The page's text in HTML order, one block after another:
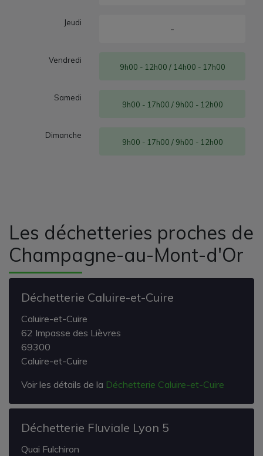
Les déchetteries proches de
Champagne-au-Mont-d'Or
Déchetterie Caluire-et-Cuire
Caluire-et-Cuire
62 Impasse des Lièvres
69300
Caluire-et-Cuire
Voir les détails de la Déchetterie Caluire-et-Cuire
Déchetterie Fluviale Lyon 5
Quai Fulchiron
Jeudi
-
Vendredi
9h00 - 12h00 / 14h00 - 17h00
Samedi
9h00 - 17h00 / 9h00 - 12h00
Dimanche
9h00 - 17h00 / 9h00 - 12h00